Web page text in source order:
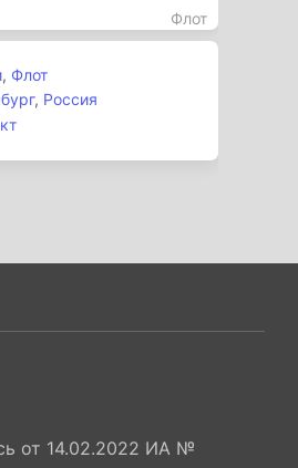
Флот
, Флот
, Россия
от 14.02.2022 ИА №